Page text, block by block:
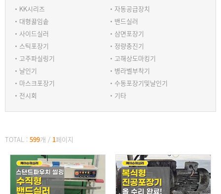
KK시리즈
자동공급장치
대형끓임솥
밴드실러
사이드실러
삼면포장기
스틱포장기
정량충진기
고주파실링기
고해상도마킹기
날인기
병라벨부착기
마스크포장기
수동포장기및날인기
전시회
기타
TOTAL : 599개 / 1페이지